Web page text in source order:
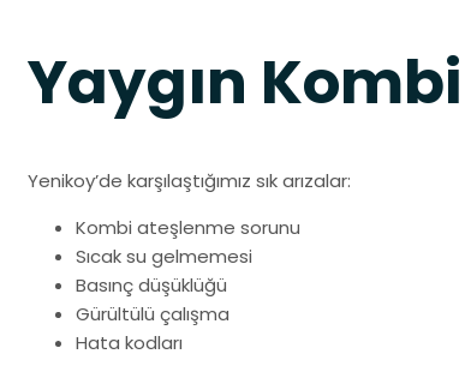
Yaygın
Yenikoy’de karşılaştığımız sık arızalar:
Kombi ateşlenme sorunu
Sıcak su gelmemesi
Basınç düşüklüğü
Gürültülü çalışma
Hata kodları